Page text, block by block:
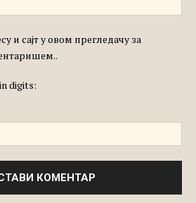
и сајт у овом прегледачу за
digits: